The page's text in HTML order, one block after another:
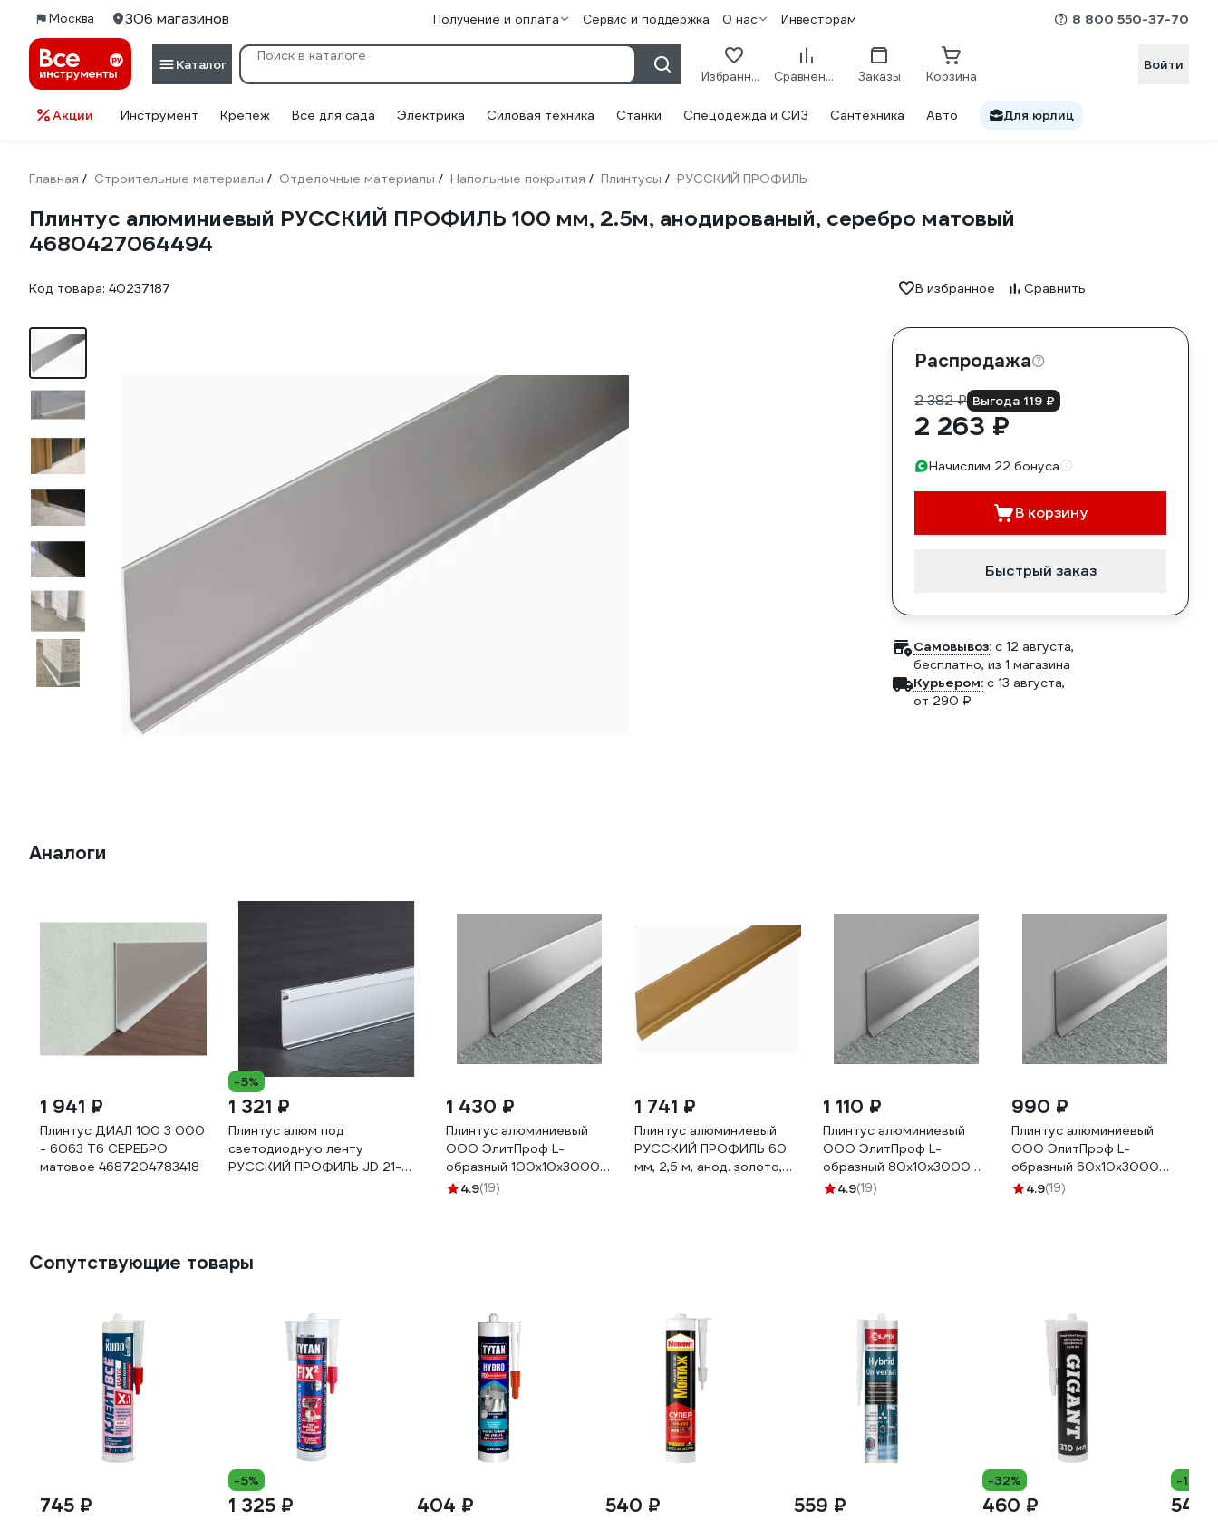
Москва 306 магазинов Получение и оплата Сервис и поддержка О нас Инвесторам 8 800 550-37-70
Каталог
Избранное Сравнение Заказы Корзина
Войти
Акции Инструмент Крепеж Всё для сада Электрика Силовая техника Станки Спецодежда и СИЗ Сантехника Авто Для юрлиц
Главная / Строительные материалы / Отделочные материалы / Напольные покрытия / Плинтусы / РУССКИЙ ПРОФИЛЬ
Плинтус алюминиевый РУССКИЙ ПРОФИЛЬ 100 мм, 2.5м, анодированый, серебро матовый
4680427064494
Код товара: 40237187 В избранное Сравнить
Распродажа
2 382 ₽ Выгода 119 ₽
2 263 ₽
Начислим 22 бонуса
В корзину
Быстрый заказ
Самовывоз: c 12 августа,
бесплатно, из 1 магазина
Курьером: c 13 августа,
от 290 ₽
Аналоги
1 941 ₽
Плинтус ДИАЛ 100 3 000
- 6063 Т6 СЕРЕБРО
матовое 4687204783418
-5%
1 321 ₽
Плинтус алюм под
светодиодную ленту
РУССКИЙ ПРОФИЛЬ JD 21-
1 430 ₽
Плинтус алюминиевый
ООО ЭлитПроф L-
образный 100х10х3000
мм, анодированное4.9(19)
1 741 ₽
Плинтус алюминиевый
РУССКИЙ ПРОФИЛЬ 60
мм, 2,5 м, анод. золото,
1 110 ₽
Плинтус алюминиевый
ООО ЭлитПроф L-
образный 80х10х3000
мм, анодированное4.9(19)
990 ₽
Плинтус алюминиевый
ООО ЭлитПроф L-
образный 60х10х3000
мм, анодированное4.9(19)
Сопутствующие товары
745 ₽
-5%
1 325 ₽ 404 ₽ 540 ₽ 559 ₽
-32%
460 ₽
-13%
540